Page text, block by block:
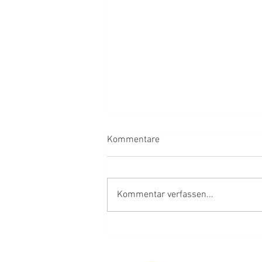
Kommentare
Kommentar verfassen...